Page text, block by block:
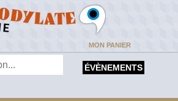
MON PANIER
ÉVÈNEMENTS